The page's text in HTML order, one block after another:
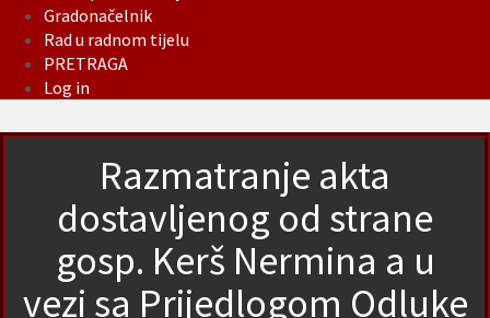
Gradonačelnik
Rad u radnom tijelu
PRETRAGA
Log in
Razmatranje akta
dostavljenog od strane
gosp. Kerš Nermina a u
vezi sa Prijedlogom Odluke